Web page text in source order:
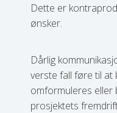
Dette er
ønsker.
Dårlig
verste fall føre til at
omformuleres eller
prosjektets